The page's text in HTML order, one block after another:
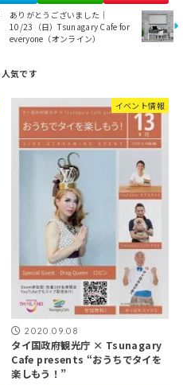
ありがとうございました｜
10/23（日）Tsunagary Cafe for
everyone（オンライン）
イベント情報
2020.09.08
タイ国政府観光庁 × Tsunagary
Cafe presents “おうちでタイを
楽しもう！”